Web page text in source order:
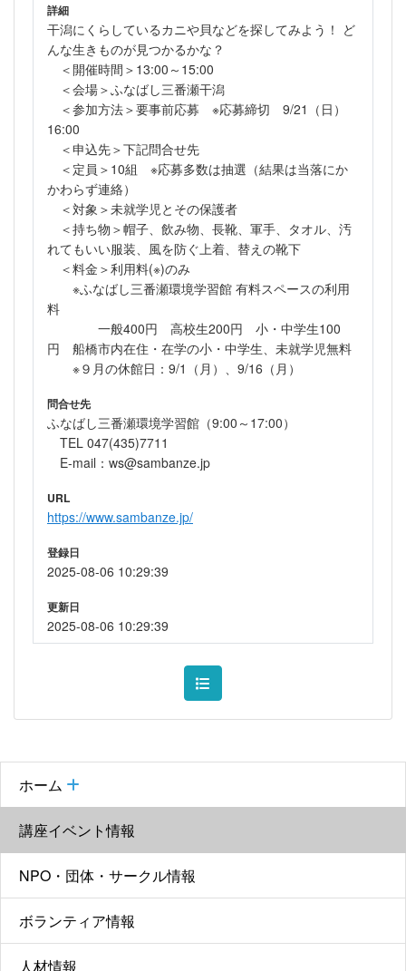
ホーム
講座イベント情報
NPO・団体・サークル情報
ボランティア情報
人材情報
詳細
干潟にくらしているカニや貝などを探してみよう！ ど
んな生きものが見つかるかな？
＜開催時間＞13:00～15:00
＜会場＞ふなばし三番瀬干潟
＜参加方法＞要事前応募 ※応募締切 9/21（日）
16:00
＜申込先＞下記問合せ先
＜定員＞10組 ※応募多数は抽選（結果は当落にか
かわらず連絡）
＜対象＞未就学児とその保護者
＜持ち物＞帽子、飲み物、長靴、軍手、タオル、汚
れてもいい服装、風を防ぐ上着、替えの靴下
＜料金＞利用料(※)のみ
※ふなばし三番瀬環境学習館 有料スペースの利用
料
一般400円 高校生200円 小・中学生100
円 船橋市内在住・在学の小・中学生、未就学児無料
※９月の休館日：9/1（月）、9/16（月）
問合せ先
ふなばし三番瀬環境学習館（9:00～17:00）
TEL 047(435)7711
E-mail：ws@sambanze.jp
URL
https://www.sambanze.jp/
登録日
2025-08-06 10:29:39
更新日
2025-08-06 10:29:39